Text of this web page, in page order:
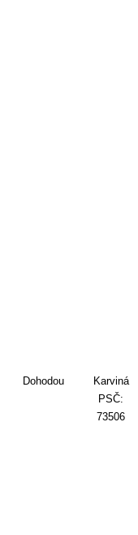
Dohodou
Karviná
PSČ:
73506